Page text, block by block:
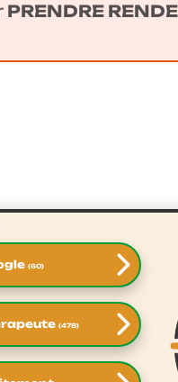
PRENDRE
(60)
(478)